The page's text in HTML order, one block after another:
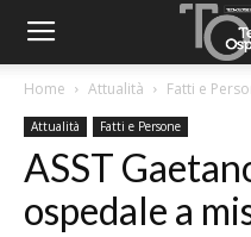
Home Attualità Fatti e
Attualità Fatti e Persone
ASST
ospedale a